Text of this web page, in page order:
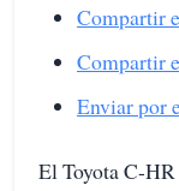
Compartir
Compartir
Enviar por
El Toyota C-